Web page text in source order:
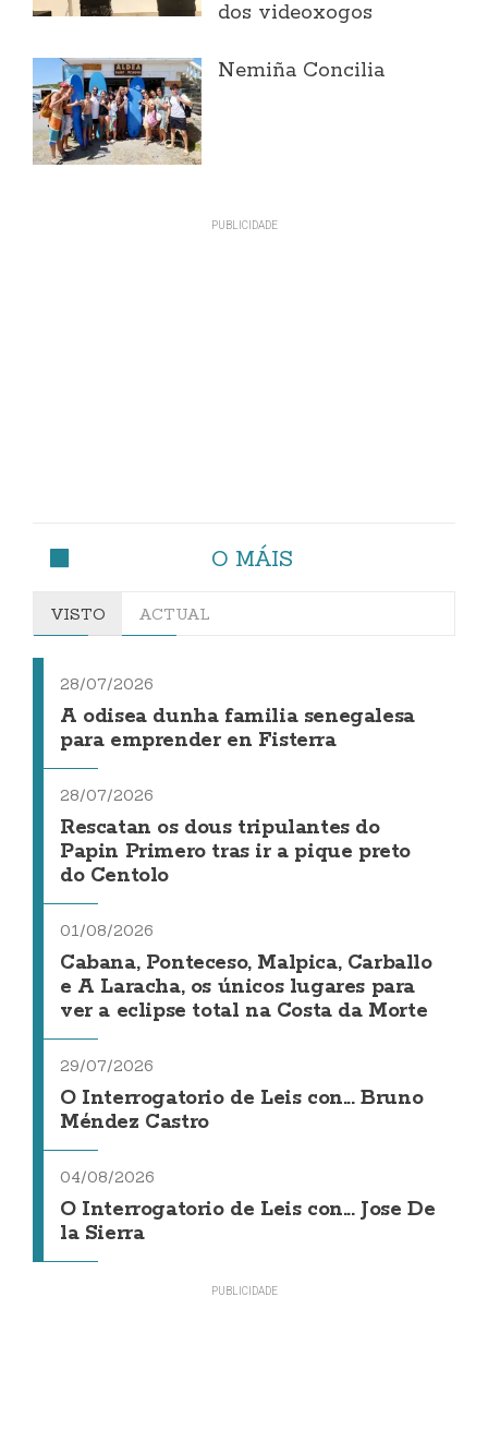
dos videoxogos
Nemiña Concilia
O MÁIS
VISTO ACTUAL
28/07/2026
A odisea dunha familia senegalesa
para emprender en Fisterra
28/07/2026
Rescatan os dous tripulantes do
Papin Primero tras ir a pique preto
do Centolo
01/08/2026
Cabana, Ponteceso, Malpica, Carballo
e A Laracha, os únicos lugares para
ver a eclipse total na Costa da Morte
29/07/2026
O Interrogatorio de Leis con... Bruno
Méndez Castro
04/08/2026
O Interrogatorio de Leis con... Jose De
la Sierra